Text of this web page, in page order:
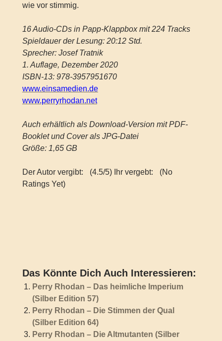
wie vor stimmig.
16 Audio-CDs in Papp-Klappbox mit 224 Tracks
Spieldauer der Lesung: 20:12 Std.
Sprecher: Josef Tratnik
1. Auflage, Dezember 2020
ISBN-13: 978-3957951670
www.einsamedien.de
www.perryrhodan.net
Auch erhältlich als Download-Version mit PDF-
Booklet und Cover als JPG-Datei
Größe: 1,65 GB
Der Autor vergibt: (4.5/5) Ihr vergebt:
(No
Ratings Yet)
Das Könnte Dich Auch Interessieren:
Perry Rhodan – Das heimliche Imperium
(Silber Edition 57)
Perry Rhodan – Die Stimmen der Qual
(Silber Edition 64)
Perry Rhodan – Die Altmutanten (Silber